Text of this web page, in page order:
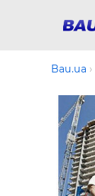
Bau.ua